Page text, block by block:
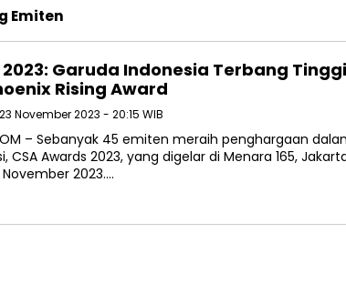
Emiten
2023: Garuda Indonesia Terbang
Rising Award
November 2023 - 20:15 WIB
– Sebanyak 45 emiten meraih penghargaan
CSA Awards 2023, yang digelar di Menara 165,
2023….